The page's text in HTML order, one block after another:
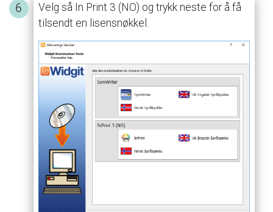
Velg så In Print 3 (NO) og trykk neste for å få
tilsendt en lisensnøkkel.